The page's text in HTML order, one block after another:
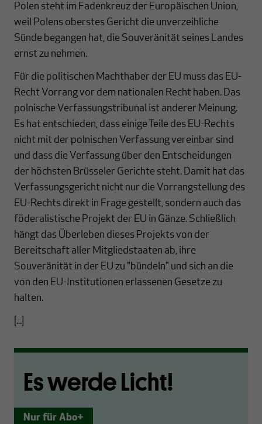
Polen steht im Fadenkreuz der Europäischen Union,
weil Polens oberstes Gericht die unverzeihliche
Sünde begangen hat, die Souveränität seines Landes
ernst zu nehmen.
Für die politischen Machthaber der EU muss das EU-
Recht Vorrang vor dem nationalen Recht haben. Das
polnische Verfassungstribunal ist anderer Meinung.
Es hat entschieden, dass einige Teile des EU-Rechts
nicht mit der polnischen Verfassung vereinbar sind
und dass die Verfassung über den Entscheidungen
der höchsten Brüsseler Gerichte steht. Damit hat das
Verfassungsgericht nicht nur die Vorrangstellung des
EU-Rechts direkt in Frage gestellt, sondern auch das
föderalistische Projekt der EU in Gänze. Schließlich
hängt das Überleben dieses Projekts von der
Bereitschaft aller Mitgliedstaaten ab, ihre
Souveränität in der EU zu "bündeln" und sich an die
von den EU-Institutionen erlassenen Gesetze zu
halten.
[...]
Es werde Licht!
Nur für Abo+